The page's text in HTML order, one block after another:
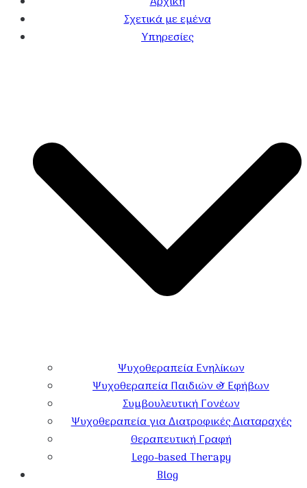
Σχετικά με εμένα
Υπηρεσίες
Ψυχοθεραπεία Ενηλίκων
Ψυχοθεραπεία Παιδιών & Εφήβων
Συμβουλευτική Γονέων
Ψυχοθεραπεία για Διατροφικές Διαταραχές
Θεραπευτική Γραφή
Lego-based Therapy
Blog